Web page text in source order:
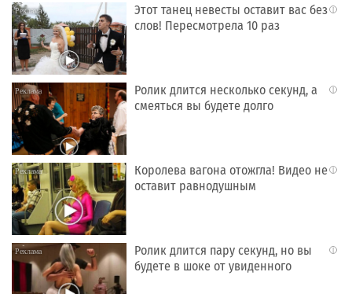
i
Этот танец невесты оставит вас без
слов! Пересмотрела 10 раз
i
Ролик длится несколько секунд, а
смеяться вы будете долго
i
Королева вагона отожгла! Видео не
оставит равнодушным
i
Ролик длится пару секунд, но вы
будете в шоке от увиденного